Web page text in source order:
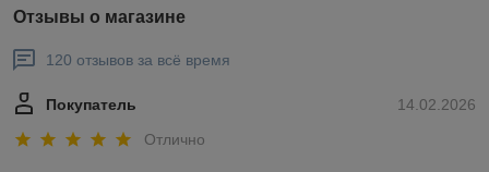
Отзывы о магазине
120 отзывов за всё время
14.02.2026
Покупатель
Отлично